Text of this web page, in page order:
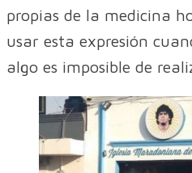
propias de la medicina
usar esta expresión
algo es imposible de